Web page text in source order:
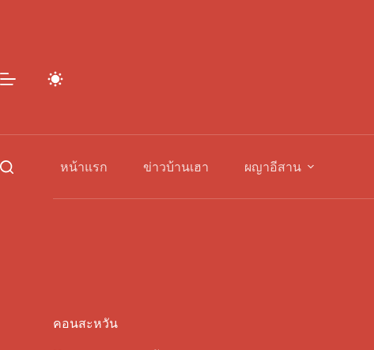
หน้าแรก ข่าวบ้านเฮา ผญาอีสาน
คอนสะหวัน